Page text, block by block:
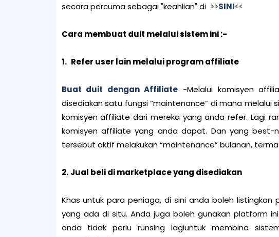
secara percuma sebagai "keahlian" di >>SINI<<
Cara membuat duit melalui sistem ini :-
1. Refer user lain melalui program affiliate
Buat duit dengan Affiliate -Melalui komisyen
disediakan satu fungsi “maintenance” di mana
komisyen affiliate dari mereka yang anda refer. Lagi
komisyen affiliate yang anda dapat. Dan yang
tersebut aktif melakukan “maintenance” bulanan,
2. Jual beli di marketplace yang disediakan
Khas untuk para peniaga, di sini anda boleh
yang ada di situ. Anda juga boleh gunakan platform
anda tidak perlu runsing lagiuntuk membina